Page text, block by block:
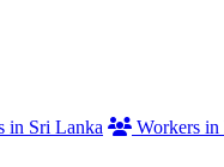
in Sri Lanka Workers